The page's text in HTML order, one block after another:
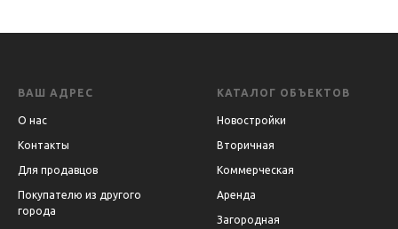
ВАШ АДРЕС
О нас
Контакты
Для продавцов
Покупателю из другого
города
КАТАЛОГ ОБЪЕКТОВ
Новостройки
Вторичная
Коммерческая
Аренда
Загородная